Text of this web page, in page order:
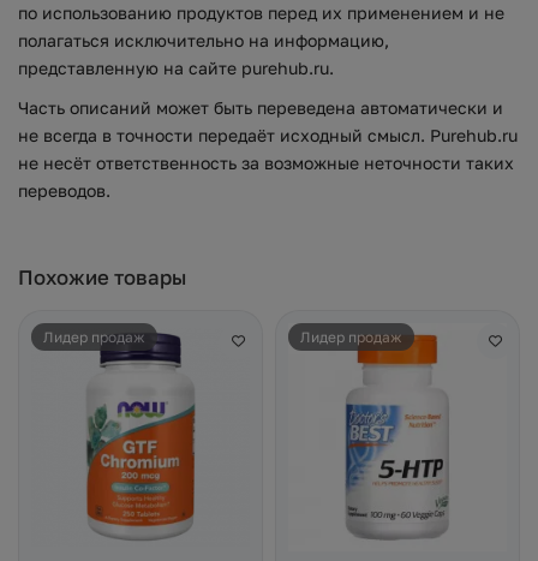
по использованию продуктов перед их применением и не
полагаться исключительно на информацию,
представленную на сайте purehub.ru.
Часть описаний может быть переведена автоматически и
не всегда в точности передаёт исходный смысл. Purehub.ru
не несёт ответственность за возможные неточности таких
переводов.
Похожие товары
Лидер продаж Лидер продаж